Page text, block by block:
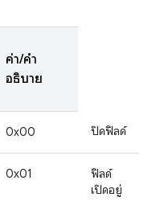
ค่า/คำ
อธิบาย
0x00 ปิดฟิลด์
0x01
ฟิลด์
เปิดอยู่